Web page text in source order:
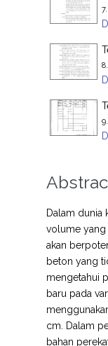
Dalam dunia
volume yang
akan
beton yang
mengetahui
baru pada
cm. Dalam
bahan